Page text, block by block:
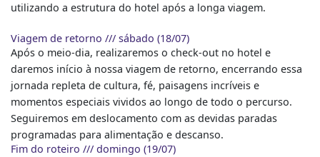
utilizando a estrutura do hotel após a longa viagem.
Viagem de retorno /// sábado (18/07)
Após o meio-dia, realizaremos o check-out no hotel e
daremos início à nossa viagem de retorno, encerrando essa
jornada repleta de cultura, fé, paisagens incríveis e
momentos especiais vividos ao longo de todo o percurso.
Seguiremos em deslocamento com as devidas paradas
programadas para alimentação e descanso.
Fim do roteiro /// domingo (19/07)